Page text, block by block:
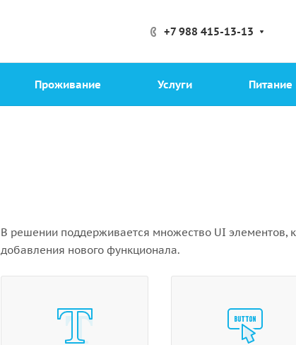
+7 988 415-13-13
Проживание Услуги Питание
В решении поддерживается множество UI элементов,
добавления нового функционала.